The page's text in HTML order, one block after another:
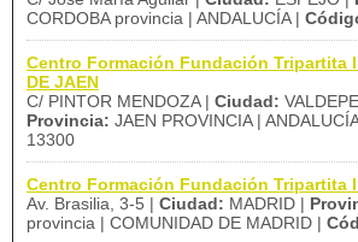
CORDOBA provincia | ANDALUCÍA |
Centro Formación Fundación Tripartita
DE JAEN
C/ PINTOR MENDOZA | Ciudad:
Provincia: JAEN PROVINCIA |
13300
Centro Formación Fundación Tripartita
Av. Brasilia, 3-5 | Ciudad: MADRID |
provincia | COMUNIDAD DE MADRID |